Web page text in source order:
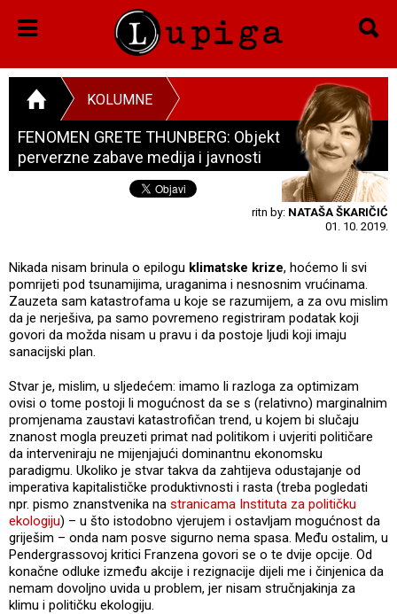
KOLUMNE
FENOMEN GRETE THUNBERG: Objekt
perverzne zabave medija i javnosti
ritn by: NATAŠA ŠKARIČIĆ
01. 10. 2019.
Nikada nisam brinula o epilogu klimatske krize, hoćemo li svi
pomrijeti pod tsunamijima, uraganima i nesnosnim vrućinama.
Zauzeta sam katastrofama u koje se razumijem, a za ovu mislim
da je nerješiva, pa samo povremeno registriram podatak koji
govori da možda nisam u pravu i da postoje ljudi koji imaju
sanacijski plan.
Stvar je, mislim, u sljedećem: imamo li razloga za optimizam
ovisi o tome postoji li mogućnost da se s (relativno) marginalnim
promjenama zaustavi katastrofičan trend, u kojem bi slučaju
znanost mogla preuzeti primat nad politikom i uvjeriti političare
da interveniraju ne mijenjajući dominantnu ekonomsku
paradigmu. Ukoliko je stvar takva da zahtijeva odustajanje od
imperativa kapitalističke produktivnosti i rasta (treba pogledati
npr. pismo znanstvenika na stranicama Instituta za političku
ekologiju) – u što istodobno vjerujem i ostavljam mogućnost da
griješim – onda nam posve sigurno nema spasa. Među ostalim, u
Pendergrassovoj kritici Franzena govori se o te dvije opcije. Od
konačne odluke između akcije i rezignacije dijeli me i činjenica da
nemam dovoljno uvida u problem, jer nisam stručnjakinja za
klimu i političku ekologiju.